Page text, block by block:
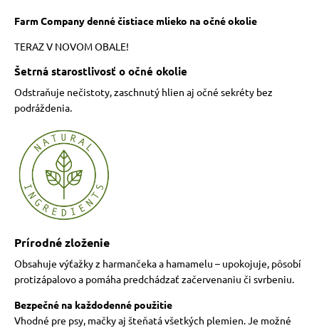
Farm Company denné čistiace mlieko na očné okolie
TERAZ V NOVOM OBALE!
Šetrná starostlivosť o očné okolie
Odstraňuje nečistoty, zaschnutý hlien aj očné sekréty bez
podráždenia.
Prírodné zloženie
Obsahuje výťažky z harmančeka a hamamelu – upokojuje, pôsobí
protizápalovo a pomáha predchádzať začervenaniu či svrbeniu.
Bezpečné na každodenné použitie
Vhodné pre psy, mačky aj šteňatá všetkých plemien. Je možné